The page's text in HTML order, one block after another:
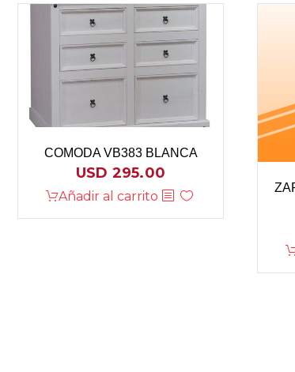
COMODA VB383 BLANCA
USD 295.00
Añadir al carrito